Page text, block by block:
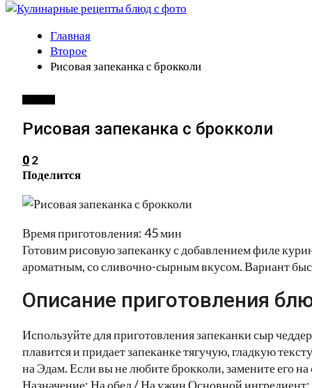
Главная
Второе
Рисовая запеканка с брокколи
Рисовая запеканка с брокколи
0 2
Поделится
Время приготовления: 45 мин
Готовим рисовую запеканку с добавлением филе
ароматным, со сливочно-сырным вкусом. Вариант
Описание приготовления
Используйте для приготовления запеканки сыр
плавится и придает запеканке тягучую, гладкую
на Эдам. Если вы не любите брокколи, замените его
Назначение: На обед / На ужин Основной